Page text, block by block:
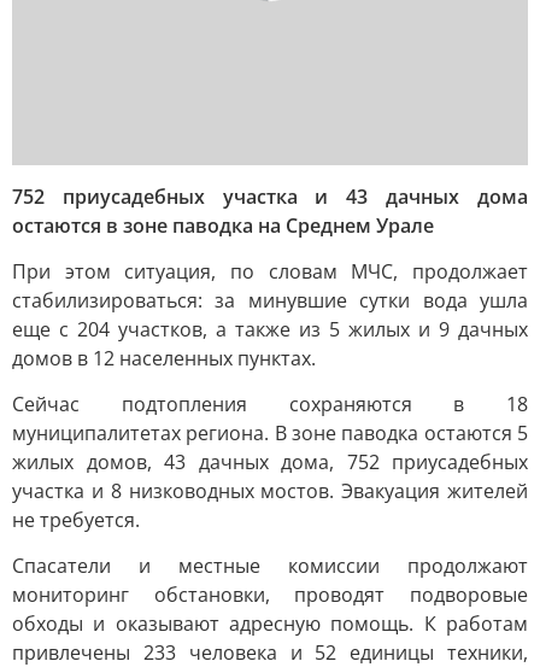
752 приусадебных участка и 43 дачных дома
остаются в зоне паводка на Среднем Урале
При этом ситуация, по словам МЧС, продолжает
стабилизироваться: за минувшие сутки вода ушла
еще с 204 участков, а также из 5 жилых и 9 дачных
домов в 12 населенных пунктах.
Сейчас подтопления сохраняются в 18
муниципалитетах региона. В зоне паводка остаются 5
жилых домов, 43 дачных дома, 752 приусадебных
участка и 8 низководных мостов. Эвакуация жителей
не требуется.
Спасатели и местные комиссии продолжают
мониторинг обстановки, проводят подворовые
обходы и оказывают адресную помощь. К работам
привлечены 233 человека и 52 единицы техники,